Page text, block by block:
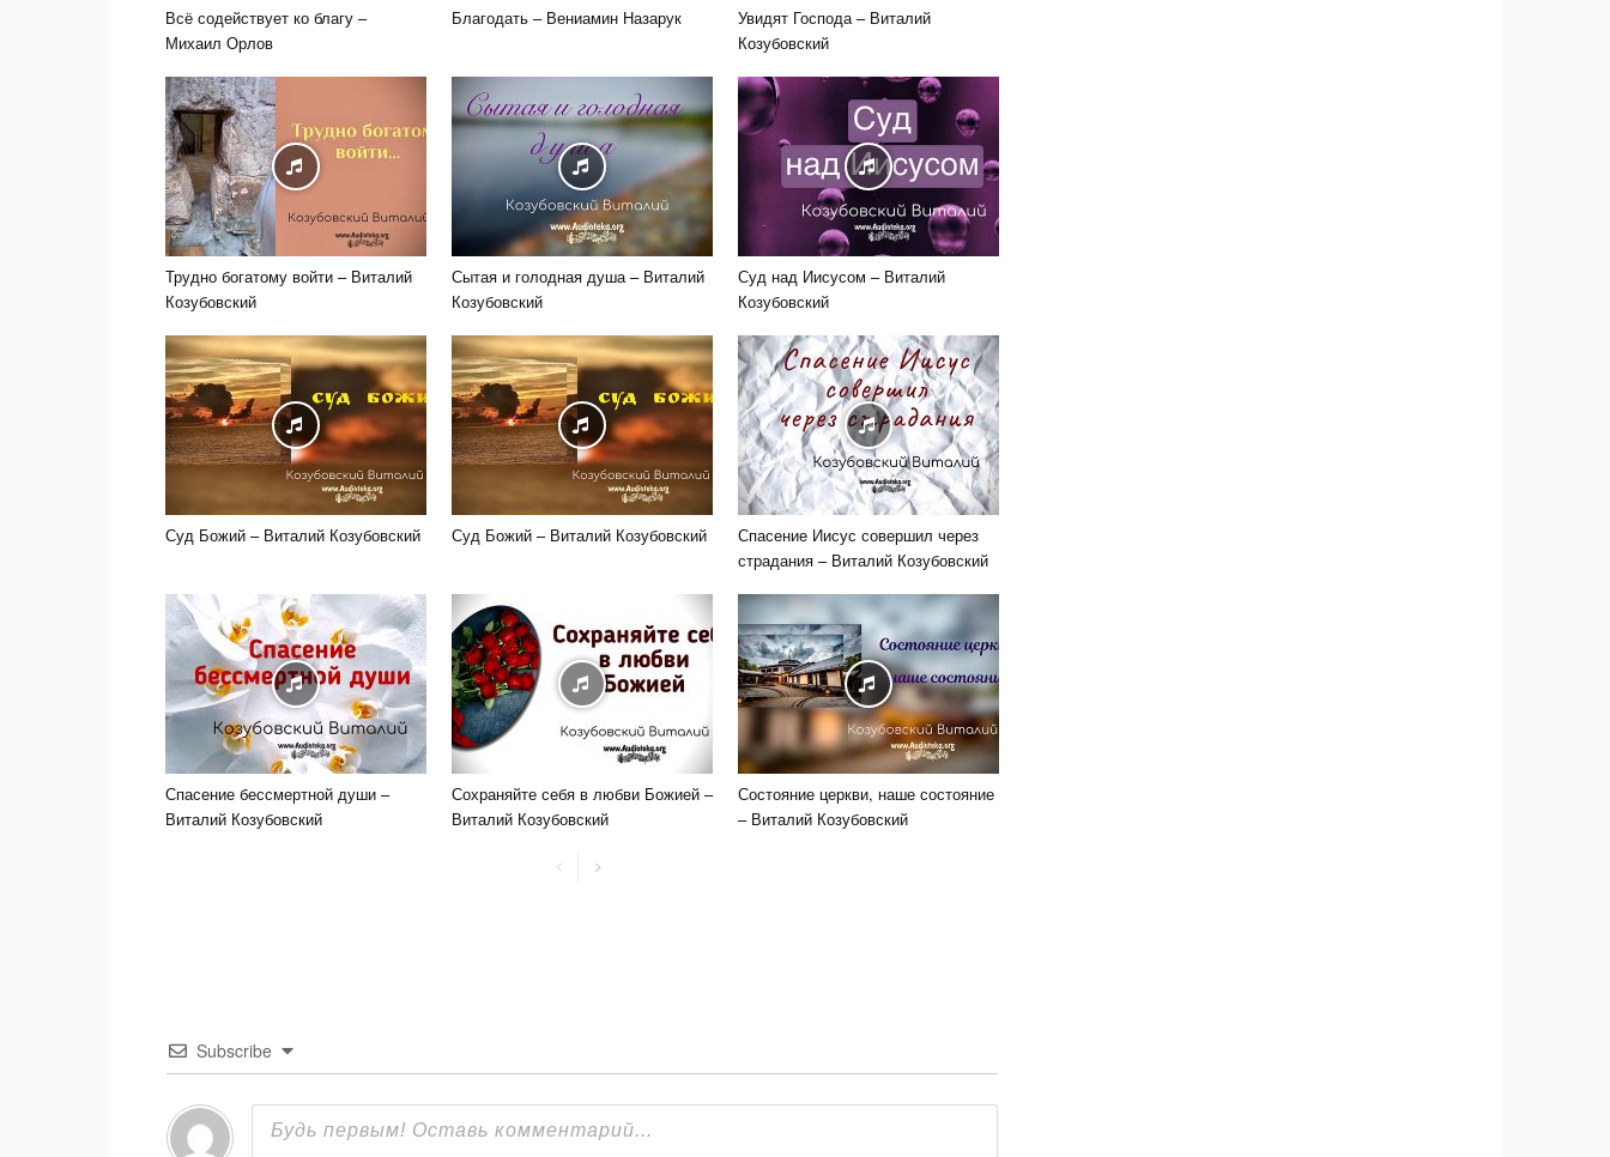
Всё содействует ко благу –
Михаил Орлов
Благодать – Вениамин Назарук
Увидят Господа – Виталий
Козубовский
Трудно богатому войти – Виталий
Козубовский
Сытая и голодная душа – Виталий
Козубовский
Суд над Иисусом – Виталий
Козубовский
Суд Божий – Виталий Козубовский Суд Божий – Виталий Козубовский
Спасение Иисус совершил через
страдания – Виталий Козубовский
Спасение бессмертной души –
Виталий Козубовский
Сохраняйте себя в любви Божией –
Виталий Козубовский
Состояние церкви, наше состояние
– Виталий Козубовский
Subscribe